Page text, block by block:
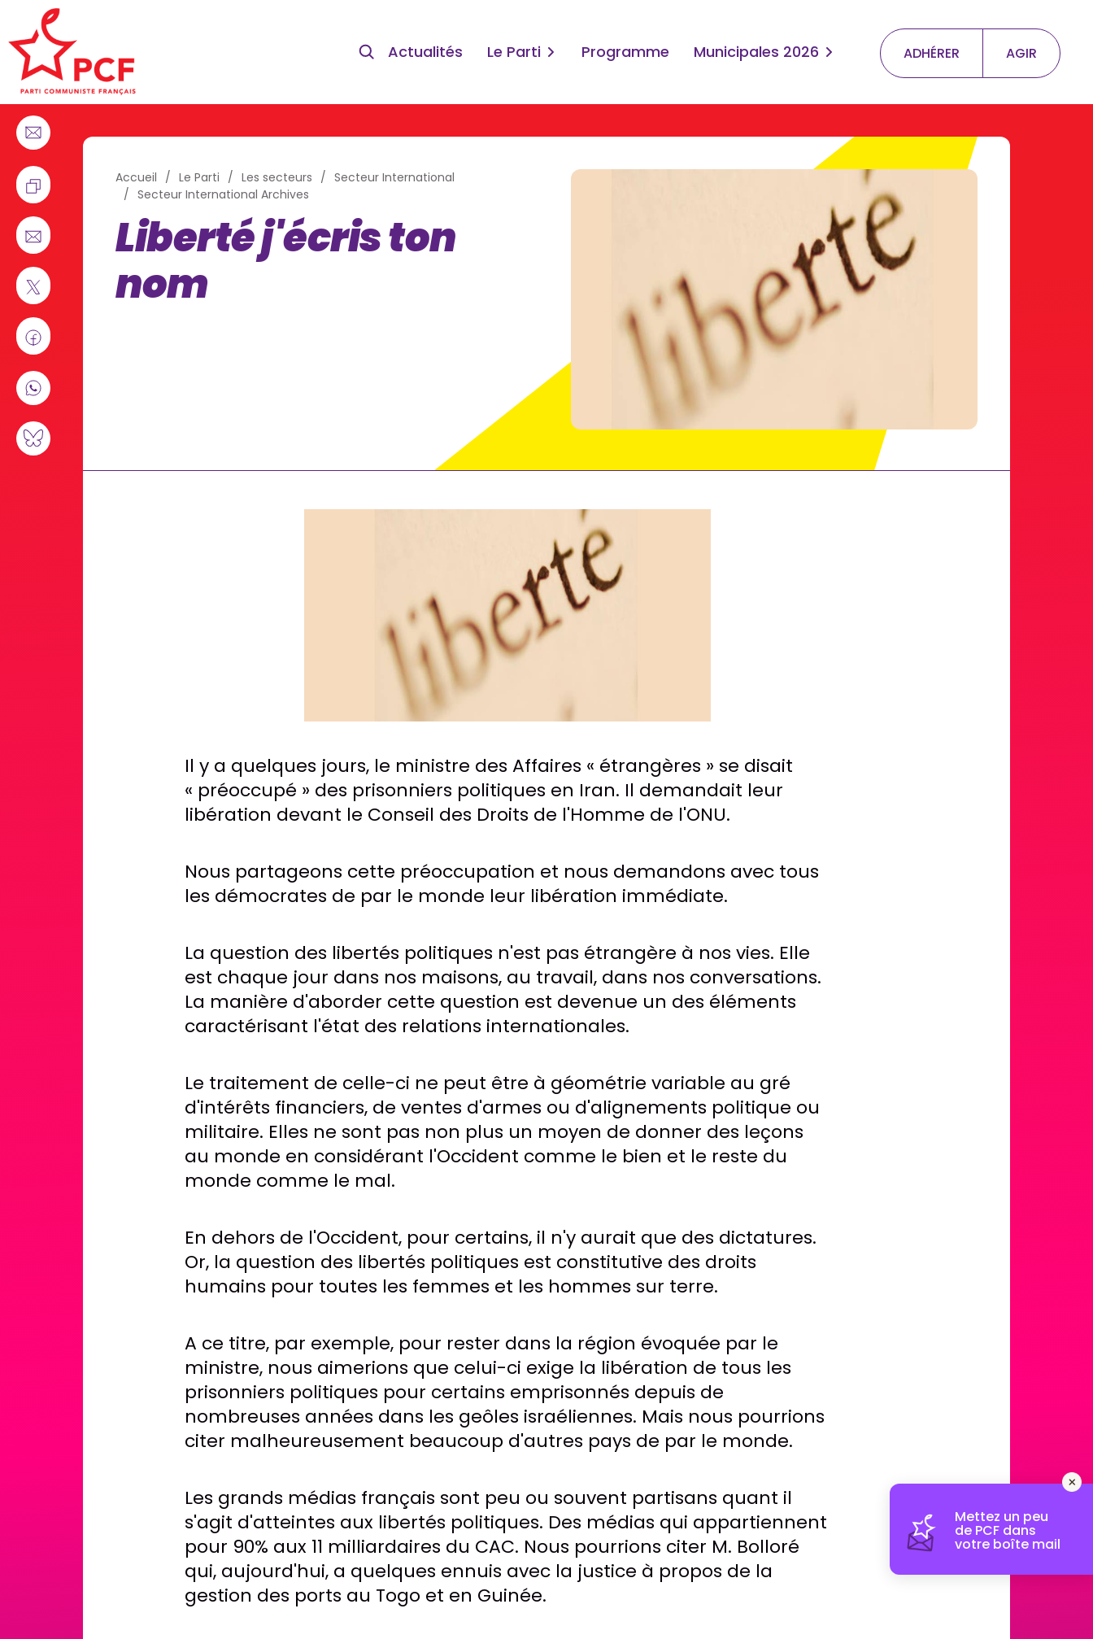
Mettez un peu
de PCF dans
votre boîte mail
Actualités Le Parti Programme Municipales 2026 ADHÉRER AGIR
Accueil Le Parti Les secteurs
Secteur International
Secteur International Archives
Liberté j'écris ton
nom
Il y a quelques jours, le ministre des Affaires « étrangères » se disait
« préoccupé » des prisonniers politiques en Iran. Il demandait leur
libération devant le Conseil des Droits de l'Homme de l'ONU.
Nous partageons cette préoccupation et nous demandons avec tous
les démocrates de par le monde leur libération immédiate.
La question des libertés politiques n'est pas étrangère à nos vies. Elle
est chaque jour dans nos maisons, au travail, dans nos conversations.
La manière d'aborder cette question est devenue un des éléments
caractérisant l'état des relations internationales.
Le traitement de celle-ci ne peut être à géométrie variable au gré
d'intérêts financiers, de ventes d'armes ou d'alignements politique ou
militaire. Elles ne sont pas non plus un moyen de donner des leçons
au monde en considérant l'Occident comme le bien et le reste du
monde comme le mal.
En dehors de l'Occident, pour certains, il n'y aurait que des dictatures.
Or, la question des libertés politiques est constitutive des droits
humains pour toutes les femmes et les hommes sur terre.
A ce titre, par exemple, pour rester dans la région évoquée par le
ministre, nous aimerions que celui-ci exige la libération de tous les
prisonniers politiques pour certains emprisonnés depuis de
nombreuses années dans les geôles israéliennes. Mais nous pourrions
citer malheureusement beaucoup d'autres pays de par le monde.
Les grands médias français sont peu ou souvent partisans quant il
s'agit d'atteintes aux libertés politiques. Des médias qui appartiennent
pour 90% aux 11 milliardaires du CAC. Nous pourrions citer M. Bolloré
qui, aujourd'hui, a quelques ennuis avec la justice à propos de la
gestion des ports au Togo et en Guinée.